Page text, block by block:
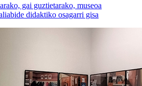
gai guztietarako, museoa
didaktiko osagarri gisa